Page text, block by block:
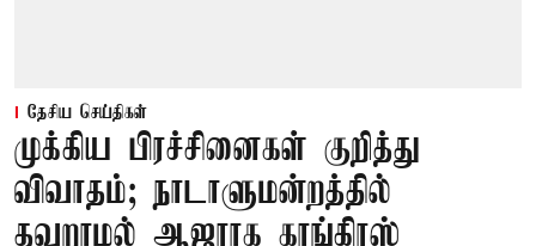
தேசிய செய்திகள்
முக்கிய பிரச்சினைகள் குறித்து
விவாதம்; நாடாளுமன்றத்தில்
தவறாமல் ஆஜராக காங்கிரஸ்